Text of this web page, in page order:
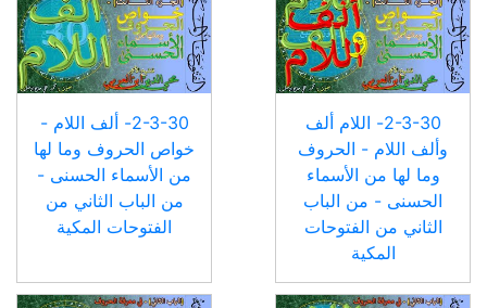
2-3-30- اللام ألف
وألف اللام - الحروف
وما لها من الأسماء
الحسنى - من الباب
الثاني من الفتوحات
المكية
2-3-30- ألف اللام -
خواص الحروف وما لها
من الأسماء الحسنى -
من الباب الثاني من
الفتوحات المكية